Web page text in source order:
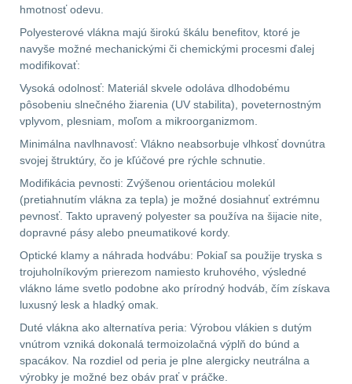
Pažby 51
Raily, lišty, krytky
Přední taktické
rukojeti50
Mechanická mířidla
30
Pistolové rukojeti20
Dvojnožky39
Príslušenstvo18
Čistenie zbraní37
AR1511
hmotnosť odevu.
Polyesterové vlákna majú širokú škálu benefitov, ktoré je
navyše možné mechanickými či chemickými procesmi ďalej
modifikovať:
Vysoká odolnosť: Materiál skvele odoláva dlhodobému
pôsobeniu slnečného žiarenia (UV stabilita), poveternostným
vplyvom, plesniam, moľom a mikroorganizmom.
Minimálna navlhnavosť: Vlákno neabsorbuje vlhkosť dovnútra
svojej štruktúry, čo je kľúčové pre rýchle schnutie.
Modifikácia pevnosti: Zvýšenou orientáciou molekúl
(pretiahnutím vlákna za tepla) je možné dosiahnuť extrémnu
pevnosť. Takto upravený polyester sa používa na šijacie nite,
dopravné pásy alebo pneumatikové kordy.
Optické klamy a náhrada hodvábu: Pokiaľ sa použije tryska s
trojuholníkovým prierezom namiesto kruhového, výsledné
vlákno láme svetlo podobne ako prírodný hodváb, čím získava
luxusný lesk a hladký omak.
Duté vlákna ako alternatíva peria: Výrobou vlákien s dutým
vnútrom vzniká dokonalá termoizolačná výplň do búnd a
spacákov. Na rozdiel od peria je plne alergicky neutrálna a
výrobky je možné bez obáv prať v práčke.